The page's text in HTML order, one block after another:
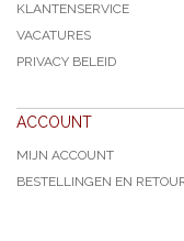
KLANTENSERVICE
VACATURES
PRIVACY BELEID
ACCOUNT
MIJN ACCOUNT
BESTELLINGEN EN